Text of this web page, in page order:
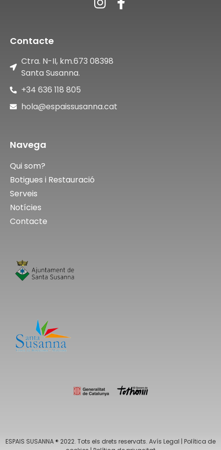
Contacte
Ctra. N-II, km.673 08398
Santa Susanna.
+34 636 118 805
hola@espaissusanna.cat
Navega
Qui som?
Botigues i Restauració
Serveis
Notícies
Contacte
ESPAIS SUSANNA ® 2022. Tots els drets reservats. Avís Legal | Política de